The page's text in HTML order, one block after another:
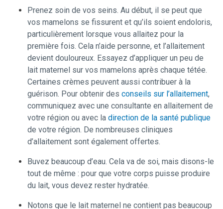
Prenez soin de vos seins. Au début, il se peut que
vos mamelons se fissurent et qu’ils soient endoloris,
particulièrement lorsque vous allaitez pour la
première fois. Cela n’aide personne, et l’allaitement
devient douloureux. Essayez d’appliquer un peu de
lait maternel sur vos mamelons après chaque tétée.
Certaines crèmes peuvent aussi contribuer à la
guérison. Pour obtenir des conseils sur l’allaitement,
communiquez avec une consultante en allaitement de
votre région ou avec la direction de la santé publique
de votre région. De nombreuses cliniques
d’allaitement sont également offertes.
Buvez beaucoup d’eau. Cela va de soi, mais disons-le
tout de même : pour que votre corps puisse produire
du lait, vous devez rester hydratée.
Notons que le lait maternel ne contient pas beaucoup